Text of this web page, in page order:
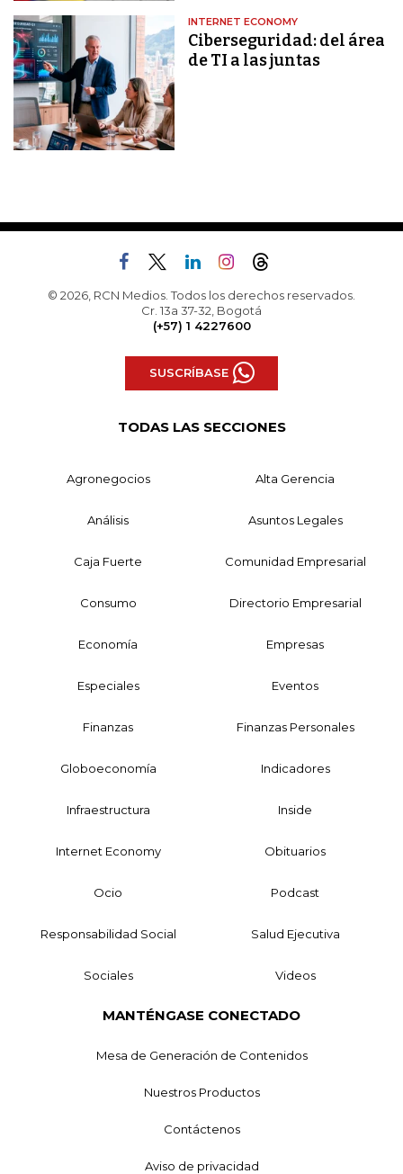
INTERNET ECONOMY
Ciberseguridad: del área
de TI a las juntas
© 2026, RCN Medios. Todos los derechos reservados.
Cr. 13a 37-32, Bogotá
(+57) 1 4227600
SUSCRÍBASE
TODAS LAS SECCIONES
Agronegocios Alta Gerencia
Análisis Asuntos Legales
Caja Fuerte Comunidad Empresarial
Consumo Directorio Empresarial
Economía Empresas
Especiales Eventos
Finanzas Finanzas Personales
Globoeconomía Indicadores
Infraestructura Inside
Internet Economy Obituarios
Ocio Podcast
Responsabilidad Social Salud Ejecutiva
Sociales Videos
MANTÉNGASE CONECTADO
Mesa de Generación de Contenidos
Nuestros Productos
Contáctenos
Aviso de privacidad